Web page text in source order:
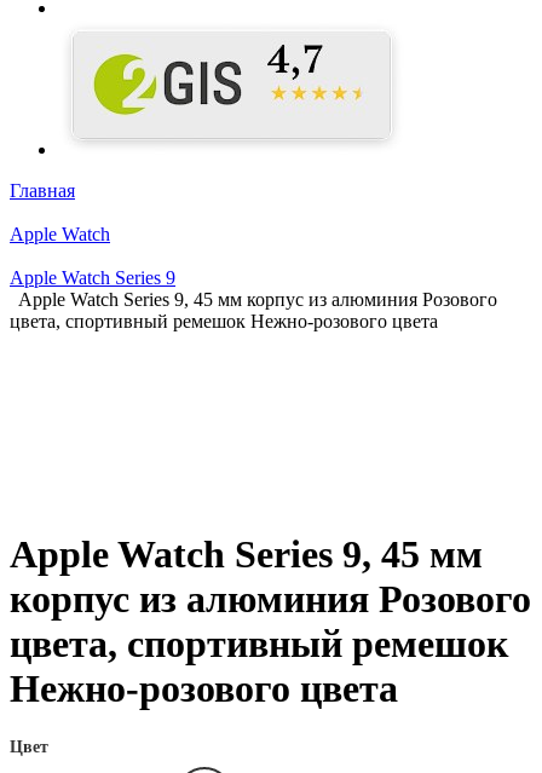
Главная
Apple Watch
Apple Watch Series 9
Apple Watch Series 9, 45 мм корпус из алюминия Розового
цвета, спортивный ремешок Нежно-розового цвета
Apple Watch Series 9, 45 мм
корпус из алюминия Розового
цвета, спортивный ремешок
Нежно-розового цвета
Цвет